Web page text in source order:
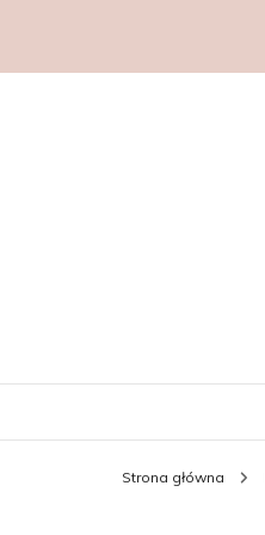
Strona główna